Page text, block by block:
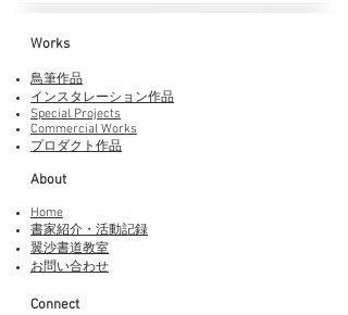
Works​
鳥筆作品
インスタレーション作品
Special Projects
Commercial Works
プロダクト作品
About
Home
書家紹介・活動記録
​翼沙書道教室
お問い合わせ
Connect